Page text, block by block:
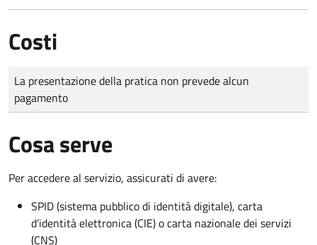
Costi
Tipo di pagamento
Importo
La presentazione della pratica non prevede alcun
pagamento
Cosa serve
Per accedere al servizio, assicurati di avere:
SPID (sistema pubblico di identità digitale), carta
d’identità elettronica (CIE) o carta nazionale dei servizi
(CNS)